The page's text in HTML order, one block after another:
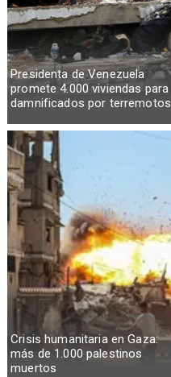
Presidenta de Venezuela
promete 4.000 viviendas para
damnificados por terremotos
Crisis humanitaria en Gaza:
más de 1.000 palestinos
muertos